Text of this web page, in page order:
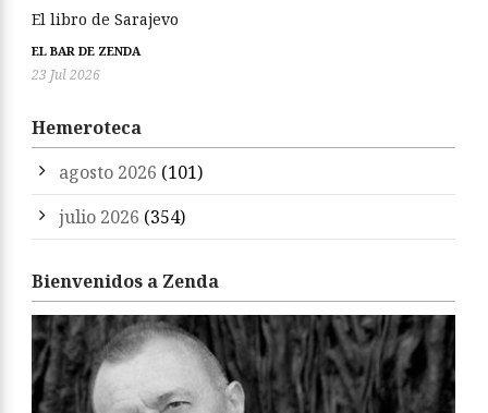
El libro de Sarajevo
EL BAR DE ZENDA
23 Jul 2026
Hemeroteca
agosto 2026 (101)
julio 2026 (354)
Bienvenidos a Zenda